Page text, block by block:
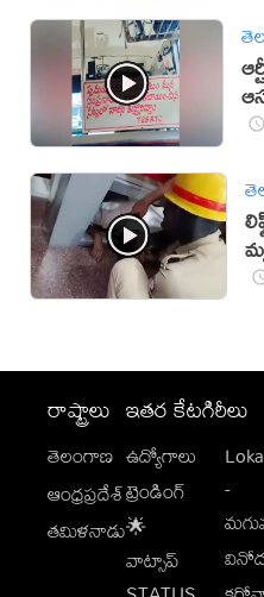
రాష్ట్రాలు
తెలంగాణ
ఆంధ్రప్రదేశ్
తమిళనాడు
ఇతర కేటగిరీలు
ఉద్యోగాలు
ట్రెండింగ్
🌟
వాట్సాప్
-